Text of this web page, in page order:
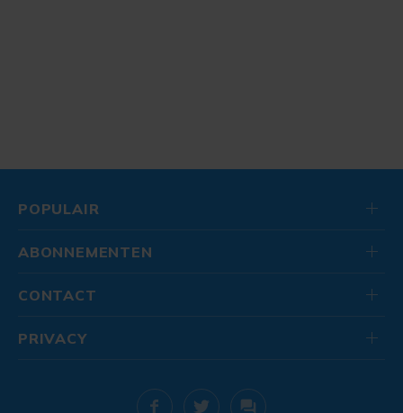
POPULAIR
ABONNEMENTEN
CONTACT
PRIVACY